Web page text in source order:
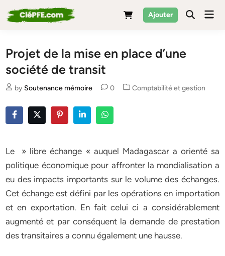
to
Ajouter
Projet de la mise en place d’une
société de transit
by Soutenance mémoire 0
Posted
Comptabilité et gestion
Le » libre échange « auquel Madagascar a orienté sa
politique économique pour affronter la mondialisation a
eu des impacts importants sur le volume des échanges.
Cet échange est défini par les opérations en importation
et en exportation. En fait celui ci a considérablement
augmenté et par conséquent la demande de prestation
des transitaires a connu également une hausse.